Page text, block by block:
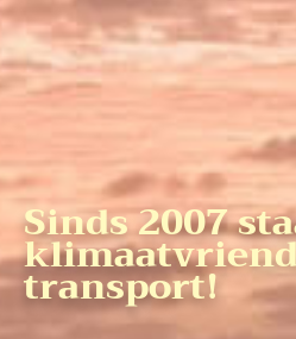
Sinds 2007
transport!